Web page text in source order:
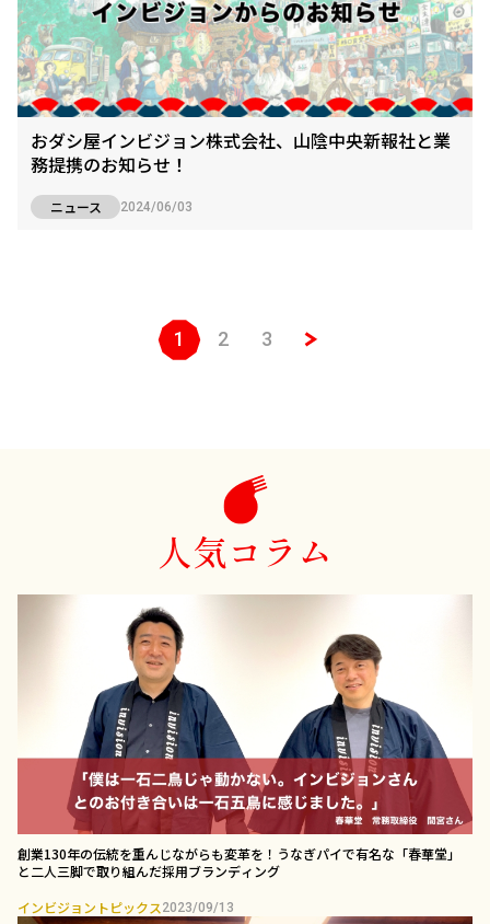
おダシ屋インビジョン株式会社、山陰中央新報社と業
務提携のお知らせ！
ニュース 2024/06/03
1 2 3
人気コラム
創業130年の伝統を重んじながらも変革を！うなぎパイで有名な「春華堂」
と二人三脚で取り組んだ採用ブランディング￼
インビジョントピックス 2023/09/13